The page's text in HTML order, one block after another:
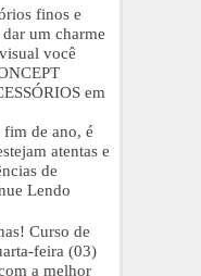
finos e
um charme
você
em
fim de ano, é
atentas e
de
Lendo
Curso de
feira (03)
a melhor